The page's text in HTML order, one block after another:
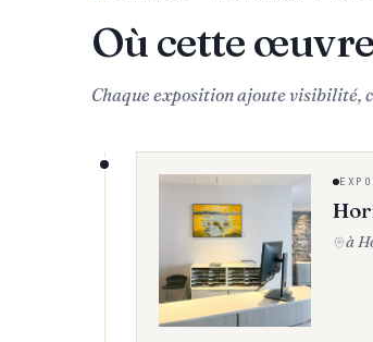
Où cette œuvre
Chaque exposition ajoute visibilité,
à